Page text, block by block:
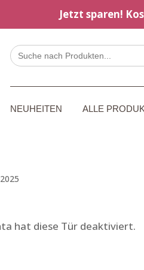
Jetzt sparen!
Search
for:
NEUHEITEN ALLE
hat diese Tür deaktiviert.